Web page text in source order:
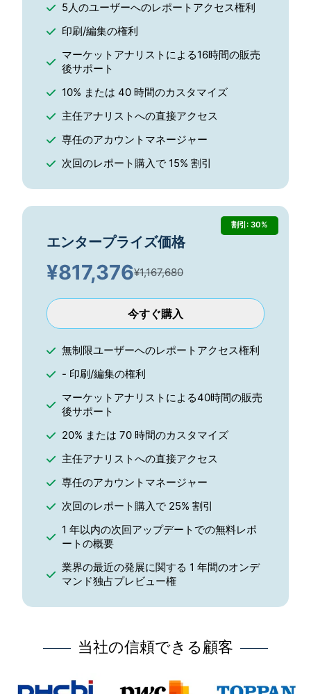
5人のユーザーへのレポートアクセス権利
印刷/編集の権利
マーケットアナリストによる16時間の販売
後サポート
10% または 40 時間のカスタマイズ
主任アナリストへの直接アクセス
専任のアカウントマネージャー
次回のレポート購入で 15% 割引
割引: 30%
エンタープライズ価格
¥817,376¥1,167,680
今すぐ購入
無制限ユーザーへのレポートアクセス権利
- 印刷/編集の権利
マーケットアナリストによる40時間の販売
後サポート
20% または 70 時間のカスタマイズ
主任アナリストへの直接アクセス
専任のアカウントマネージャー
次回のレポート購入で 25% 割引
1 年以内の次回アップデートでの無料レポ
ートの概要
業界の最近の発展に関する 1 年間のオンデ
マンド独占プレビュー権
当社の信頼できる顧客